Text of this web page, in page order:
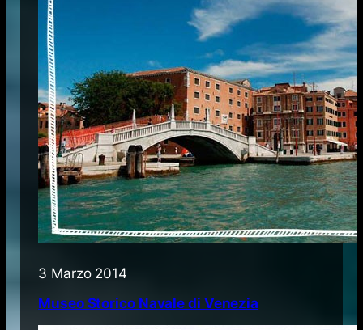
3 Marzo 2014
Museo Storico Navale di Venezia